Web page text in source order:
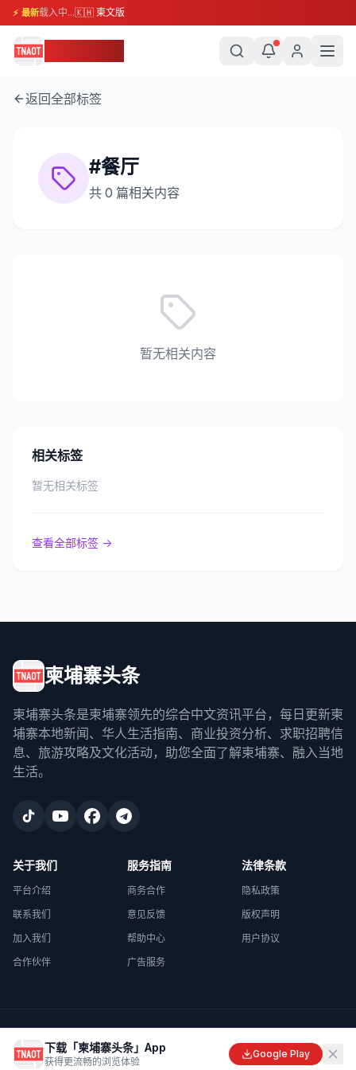
⚡ 最新载入中...🇰🇭 柬文版
返回全部标签
#餐厅
共 0 篇相关内容
暂无相关内容
相关标签
暂无相关标签
查看全部标签 →
柬埔寨头条
柬埔寨头条是柬埔寨领先的综合中文资讯平台，每日更新柬
埔寨本地新闻、华人生活指南、商业投资分析、求职招聘信
息、旅游攻略及文化活动，助您全面了解柬埔寨、融入当地
生活。
关于我们
平台介绍
联系我们
加入我们
合作伙伴
服务指南
商务合作
意见反馈
帮助中心
广告服务
法律条款
隐私政策
版权声明
用户协议
Made with
in Cambodia
下载「柬埔寨头条」App
获得更流畅的浏览体验
Google Play